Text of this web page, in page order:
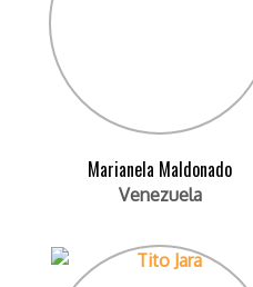
Marianela Maldonado
Venezuela